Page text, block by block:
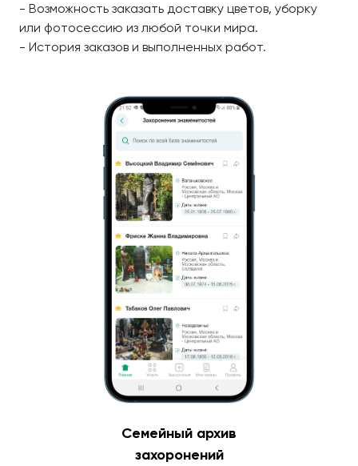
- Возможность заказать доставку цветов, уборку
или фотосессию из любой точки мира.
- История заказов и выполненных работ.
Семейный архив
захоронений